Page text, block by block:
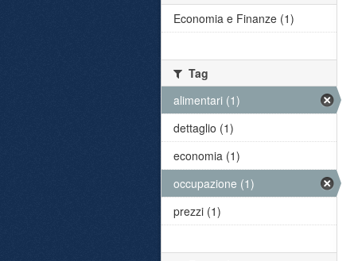
Economia e Finanze (1)
Tag
alimentari (1)
dettaglio (1)
economia (1)
occupazione (1)
prezzi (1)